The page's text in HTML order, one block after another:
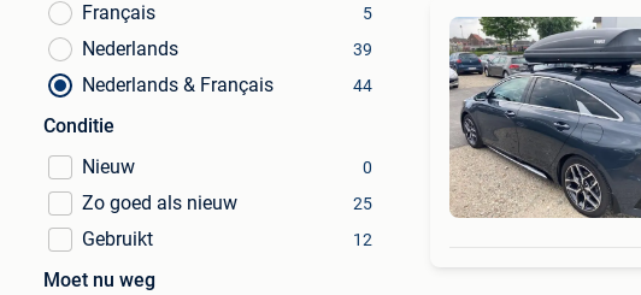
Français
5
Nederlands 39
Nederlands & Français 44
Conditie
Nieuw
0
Zo goed als nieuw 25
Gebruikt 12
Moet nu weg